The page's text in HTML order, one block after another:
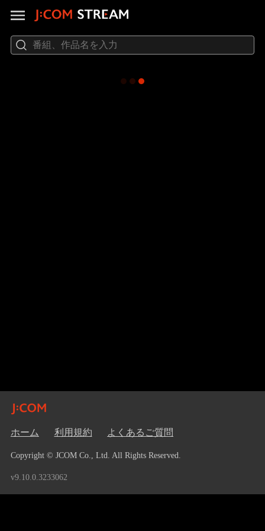
ホーム 利用規約 よくあるご質問
Copyright © JCOM Co., Ltd. All Rights Reserved.
v9.10.0.3233062